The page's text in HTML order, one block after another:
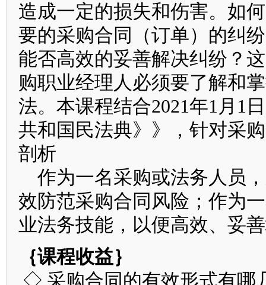
造成一定的损失和伤害。如
要的采购合同（订单）的纠
能否高效的妥善解决纠纷？
购职业经理人必须要了解和
法。本课程结合2021年1月1
共和国民法典》》，针对采
剖析
作为一名采购或法务人员
效防范采购合同风险；作为
业法务技能，以便高效、妥
｛课程收益｝
◇ 采购合同的有效形式有哪